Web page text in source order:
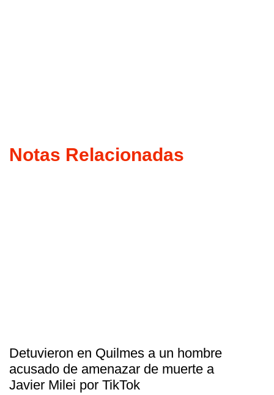
Notas Relacionadas
Detuvieron en Quilmes a un hombre
acusado de amenazar de muerte a
Javier Milei por TikTok